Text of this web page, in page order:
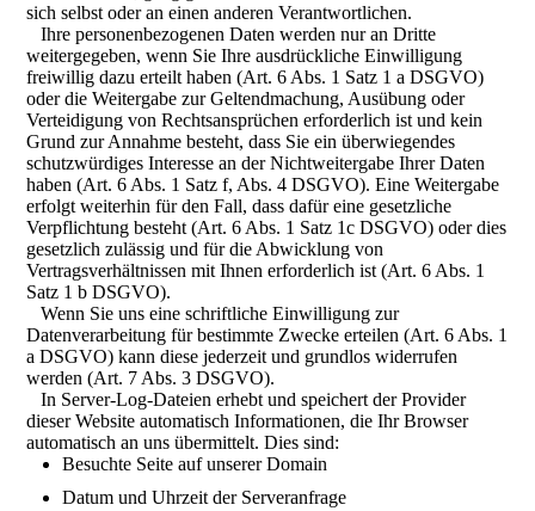
sich selbst oder an einen anderen Verantwortlichen.
Ihre personenbezogenen Daten werden nur an Dritte
weitergegeben, wenn Sie Ihre ausdrückliche Einwilligung
freiwillig dazu erteilt haben (Art. 6 Abs. 1 Satz 1 a DSGVO)
oder die Weitergabe zur Geltendmachung, Ausübung oder
Verteidigung von Rechtsansprüchen erforderlich ist und kein
Grund zur Annahme besteht, dass Sie ein überwiegendes
schutzwürdiges Interesse an der Nichtweitergabe Ihrer Daten
haben (Art. 6 Abs. 1 Satz f, Abs. 4 DSGVO). Eine Weitergabe
erfolgt weiterhin für den Fall, dass dafür eine gesetzliche
Verpflichtung besteht (Art. 6 Abs. 1 Satz 1c DSGVO) oder dies
gesetzlich zulässig und für die Abwicklung von
Vertragsverhältnissen mit Ihnen erforderlich ist (Art. 6 Abs. 1
Satz 1 b DSGVO).
Wenn Sie uns eine schriftliche Einwilligung zur
Datenverarbeitung für bestimmte Zwecke erteilen (Art. 6 Abs. 1
a DSGVO) kann diese jederzeit und grundlos widerrufen
werden (Art. 7 Abs. 3 DSGVO).
In Server-Log-Dateien erhebt und speichert der Provider
dieser Website automatisch Informationen, die Ihr Browser
automatisch an uns übermittelt. Dies sind:
Besuchte Seite auf unserer Domain
Datum und Uhrzeit der Serveranfrage